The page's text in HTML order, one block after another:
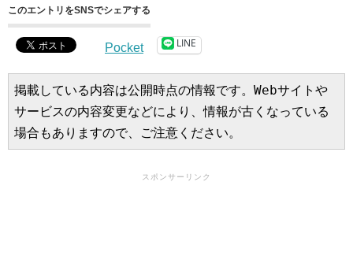
このエントリをSNSでシェアする
Pocket LINE
掲載している内容は公開時点の情報です。Webサイトや
サービスの内容変更などにより、情報が古くなっている
場合もありますので、ご注意ください。
スポンサーリンク